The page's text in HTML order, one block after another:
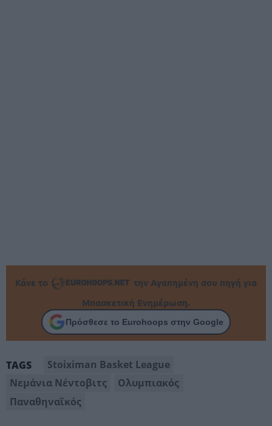
Κάνε το
την Αγαπημένη σου πηγή για
Μπασκετική Ενημέρωση.
Πρόσθεσε το Eurohoops στην Google
TAGS
Stoiximan Basket League
Νεμάνια Νέντοβιτς
Ολυμπιακός
Παναθηναΐκός